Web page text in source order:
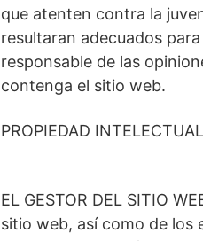
que atenten contra la
resultaran adecuados para
responsable de las
contenga el sitio web.
PROPIEDAD INTELECTUAL
EL GESTOR DEL SITIO
sitio web, así como de los